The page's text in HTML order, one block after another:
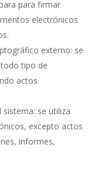
para firmar
electrónicos
externo: se
tipo de
actos
se utiliza
excepto actos
informes,